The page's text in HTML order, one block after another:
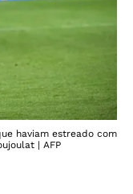
haviam estreado com
| AFP